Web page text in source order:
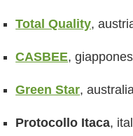
Total Quality,
CASBEE,
Green Star,
Protocollo Itaca,